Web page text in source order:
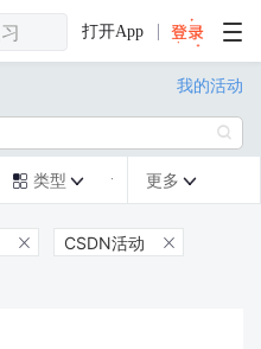
打开App
我的活动

 类型  更多 
 CSDN活动 